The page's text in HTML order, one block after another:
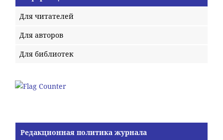
Для читателей
Для авторов
Для библиотек
Редакционная политика журнала